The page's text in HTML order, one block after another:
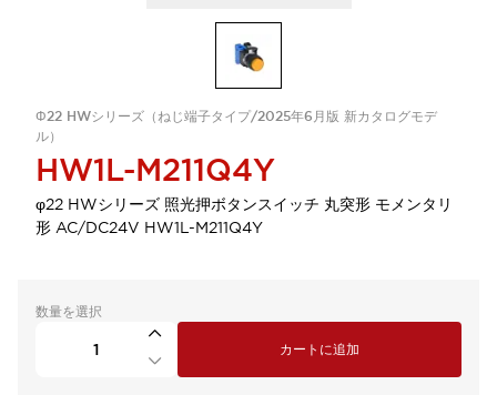
Φ22 HWシリーズ（ねじ端子タイプ/2025年6月版 新カタログモデ
ル）
HW1L-M211Q4Y
φ22 HWシリーズ 照光押ボタンスイッチ 丸突形 モメンタリ
形 AC/DC24V HW1L-M211Q4Y
数量を選択
カートに追加